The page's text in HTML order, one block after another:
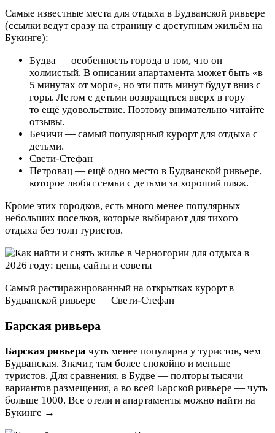
Самые известные места для отдыха в Будванской ривьере
(ссылки ведут сразу на страницу с доступным жильём на
Букинге):
Будва — особенность города в том, что он
холмистый. В описании апартамента может быть «в
5 минутах от моря», но эти пять минут будут вниз с
горы. Летом с детьми возвращться вверх в гору —
то ещё удовольствие. Поэтому внимательно читайте
отзывы.
Бечичи — самый популярный курорт для отдыха с
детьми.
Свети-Стефан
Петровац — ещё одно место в Будванской ривьере,
которое любят семьи с детьми за хороший пляж.
Кроме этих городков, есть много менее популярных
небольших поселков, которые выбирают для тихого
отдыха без толп туристов.
Самый растиражированный на открытках курорт в
Будванской ривьере — Свети-Стефан
Барская ривьера
Барская ривьера чуть менее популярна у туристов, чем
Будванская. Значит, там более спокойно и меньше
туристов. Для сравнения, в Будве — полторы тысячи
вариантов размещения, а во всей Барской ривьере — чуть
больше 1000. Все отели и апартаменты можно найти на
Букинге →